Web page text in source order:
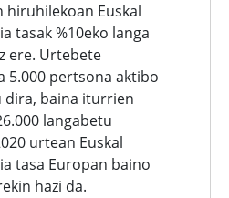
hiruhilekoan Euskal
tasak %10eko langa
ere. Urtebete
5.000 pertsona aktibo
dira, baina iturrien
langabetu
urtean Euskal
tasa Europan baino
hazi da.